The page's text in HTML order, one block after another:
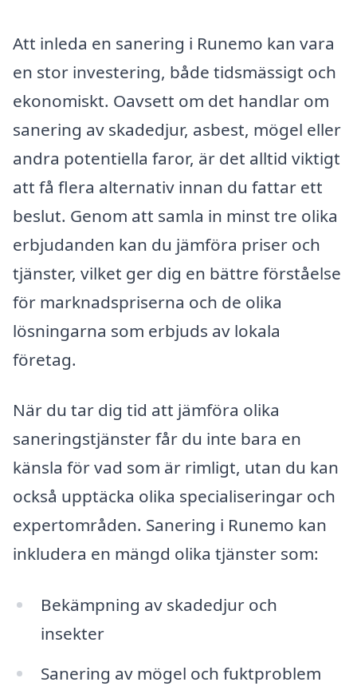
Att inleda en sanering i Runemo kan vara
en stor investering, både tidsmässigt och
ekonomiskt. Oavsett om det handlar om
sanering av skadedjur, asbest, mögel eller
andra potentiella faror, är det alltid viktigt
att få flera alternativ innan du fattar ett
beslut. Genom att samla in minst tre olika
erbjudanden kan du jämföra priser och
tjänster, vilket ger dig en bättre förståelse
för marknadspriserna och de olika
lösningarna som erbjuds av lokala
företag.
När du tar dig tid att jämföra olika
saneringstjänster får du inte bara en
känsla för vad som är rimligt, utan du kan
också upptäcka olika specialiseringar och
expertområden. Sanering i Runemo kan
inkludera en mängd olika tjänster som:
Bekämpning av skadedjur och
insekter
Sanering av mögel och fuktproblem